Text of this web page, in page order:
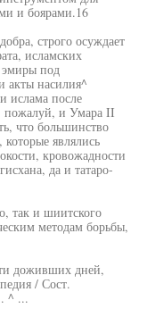
и боярами.16
строго осуждает
исламских
эмиры под
акты насилия^
ислама после
пожалуй, и Умара II
что большинство
являлись
кровожадности
да и татаро-
так и шиитского
методам борьбы,
доживших дней,
/ Сост.
^ ...